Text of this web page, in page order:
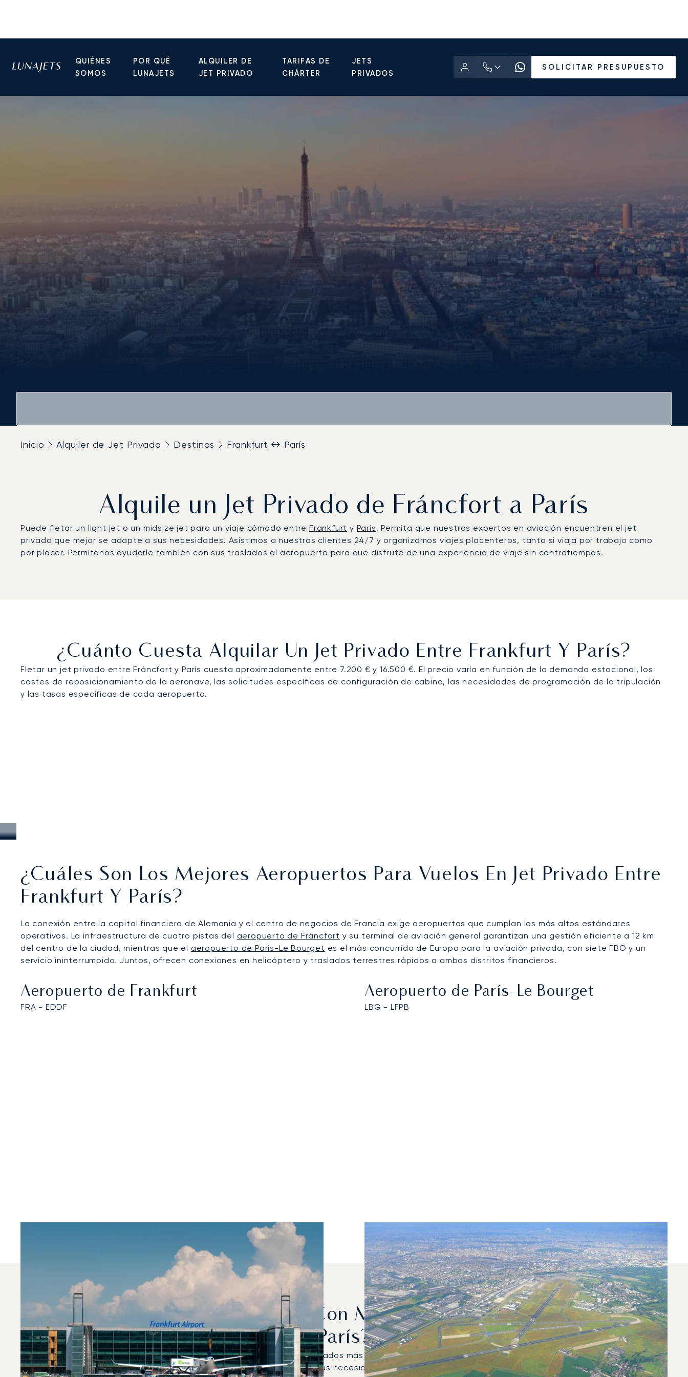
QUIÉNES
SOMOS
POR QUÉ
LUNAJETS
ALQUILER DE
JET PRIVADO
TARIFAS DE
CHÁRTER
JETS
PRIVADOS
SOLICITAR PRESUPUESTO
Inicio Alquiler de Jet Privado Destinos Frankfurt ↔ París
Alquile un Jet Privado de Fráncfort a París
Puede fletar un light jet o un midsize jet para un viaje cómodo entre Frankfurt y París. Permita que nuestros expertos en aviación encuentren el jet
privado que mejor se adapte a sus necesidades. Asistimos a nuestros clientes 24/7 y organizamos viajes placenteros, tanto si viaja por trabajo como
por placer. Permítanos ayudarle también con sus traslados al aeropuerto para que disfrute de una experiencia de viaje sin contratiempos.
¿Cuánto Cuesta Alquilar Un Jet Privado Entre Frankfurt Y París?
Fletar un jet privado entre Fráncfort y París cuesta aproximadamente entre 7.200 € y 16.500 €. El precio varía en función de la demanda estacional, los
costes de reposicionamiento de la aeronave, las solicitudes específicas de configuración de cabina, las necesidades de programación de la tripulación
y las tasas específicas de cada aeropuerto.
¿Cuáles Son Los Mejores Aeropuertos Para Vuelos En Jet Privado Entre
Frankfurt Y París?
La conexión entre la capital financiera de Alemania y el centro de negocios de Francia exige aeropuertos que cumplan los más altos estándares
operativos. La infraestructura de cuatro pistas del aeropuerto de Fráncfort y su terminal de aviación general garantizan una gestión eficiente a 12 km
del centro de la ciudad, mientras que el aeropuerto de París-Le Bourget es el más concurrido de Europa para la aviación privada, con siete FBO y un
servicio ininterrumpido. Juntos, ofrecen conexiones en helicóptero y traslados terrestres rápidos a ambos distritos financieros.
Aeropuerto de Frankfurt
FRA - EDDF
Aeropuerto de París-Le Bourget
LBG - LFPB
¿Qué Jets Privados Se Alquilan Con Más Frecuencia Entre Frankfurt Y
París?
En 2025, el Phenom 100, el Phenom 300 y el PC-12 NG fueron los jets privados más utilizados para vuelos entre París y Frankfurt. Un asesor dedicado de
aviación privada puede ayudarle a elegir el avión más adecuado para sus necesidades de viaje específicas.